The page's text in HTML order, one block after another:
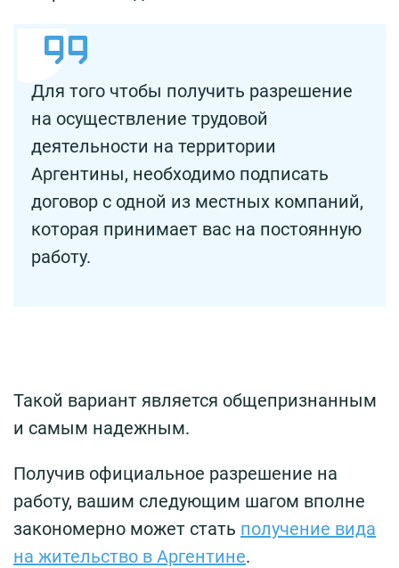
Для того чтобы получить разрешение
на осуществление трудовой
деятельности на территории
Аргентины, необходимо подписать
договор с одной из местных компаний,
которая принимает вас на постоянную
работу.
Такой вариант является общепризнанным
и самым надежным.
Получив официальное разрешение на
работу, вашим следующим шагом вполне
закономерно может стать получение вида
на жительство в Аргентине.